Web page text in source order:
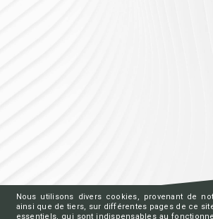
Nous utilisons divers cookies, provenant de
ainsi que de tiers, sur différentes pages de ce
essentiels, qui sont indispensables au